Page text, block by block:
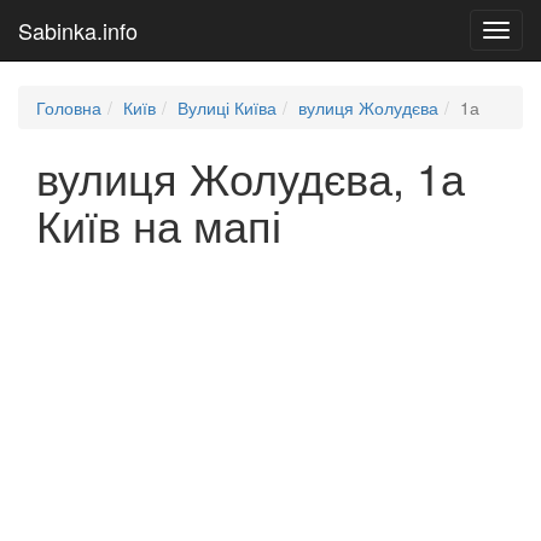
Sabinka.info
Головна Київ Вулиці Київа вулиця Жолудєва 1а
вулиця Жолудєва, 1а
Київ на мапі